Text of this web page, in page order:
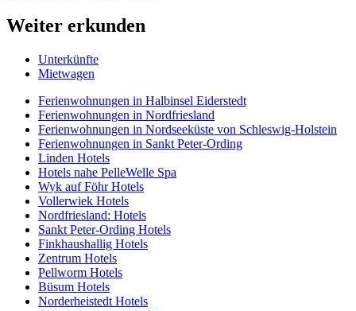
Weiter erkunden
Unterkünfte
Mietwagen
Ferienwohnungen in Halbinsel Eiderstedt
Ferienwohnungen in Nordfriesland
Ferienwohnungen in Nordseeküste von Schleswig-Holstein
Ferienwohnungen in Sankt Peter-Ording
Linden Hotels
Hotels nahe PelleWelle Spa
Wyk auf Föhr Hotels
Vollerwiek Hotels
Nordfriesland: Hotels
Sankt Peter-Ording Hotels
Finkhaushallig Hotels
Zentrum Hotels
Pellworm Hotels
Büsum Hotels
Norderheistedt Hotels